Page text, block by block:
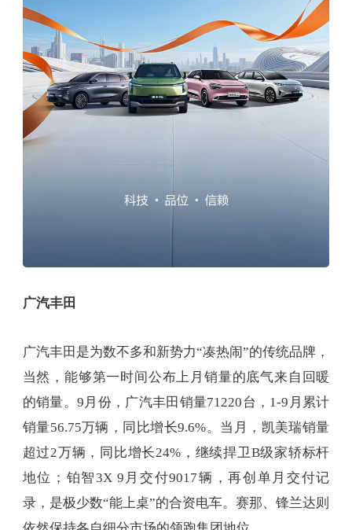
广汽丰田
广汽丰田是为数不多和新势力“凑热闹”的传统品牌，
当然，能够第一时间公布上月销量的底气来自回暖
的销量。9月份，广汽丰田销量71220台，1-9月累计
销量56.75万辆，同比增长9.6%。当月，凯美瑞销量
超过2万辆，同比增长24%，继续捍卫B级家轿标杆
地位；铂智3X 9月交付9017辆，再创单月交付记
录，是极少数“能上桌”的合资电车。赛那、锋兰达则